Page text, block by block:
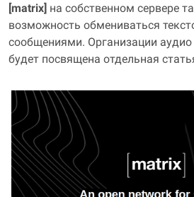
[matrix] на собственном сервере
возможность обмениваться
сообщениями. Организации
будет посвящена отдельная